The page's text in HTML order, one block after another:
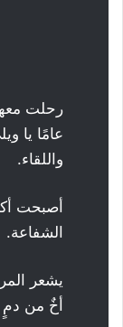
رحلت
عامًا يا
واللقاء.
أصبحت
الشفاعة.
يشعر
أخٌ من